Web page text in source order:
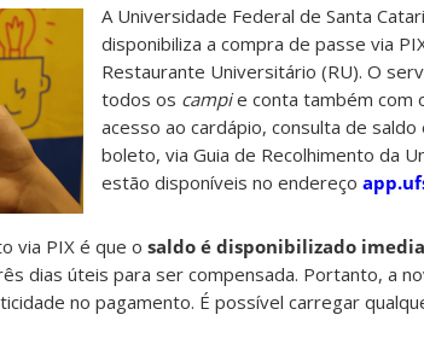
A Universidade Federal de Santa
disponibiliza a compra de passe via
Restaurante Universitário (RU). O
todos os campie conta também com
acesso ao cardápio, consulta de
boleto, via Guia de Recolhimento da
estão disponíveis no endereço
via PIX é que o saldo é disponibilizado
dias úteis para ser compensada. Portanto, a
no pagamento. É possível carregar